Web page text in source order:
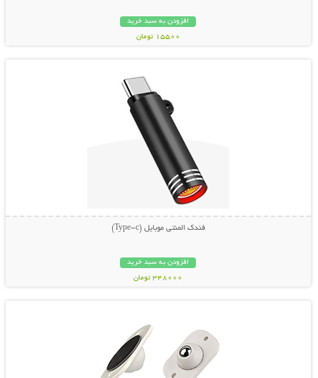
افزودن به سبد خرید
15500 تومان
نمایش توضیحات بیشتر
فندک المنتی موبایل (Type-c)
افزودن به سبد خرید
348000 تومان
نمایش توضیحات بیشتر